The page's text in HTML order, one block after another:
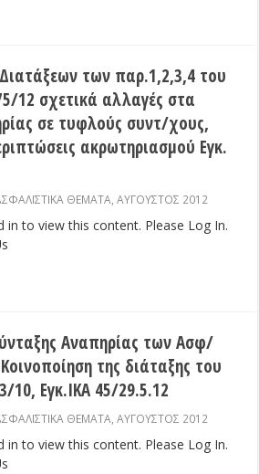
των παρ.1,2,3,4 του
12 σχετικά αλλαγές στα
σε τυφλούς συντ/χους,
ακρωτηριασμού Εγκ.
ΘΕΜΑΤΑ,ΑΥΓΟΥΣΤΟΣ 2012
in to view this content. Please Log In.
Αναπηρίας των Ασφ/
της διάταξης του
10, Εγκ.ΙΚΑ 45/29.5.12
ΘΕΜΑΤΑ,ΑΥΓΟΥΣΤΟΣ 2012
in to view this content. Please Log In.